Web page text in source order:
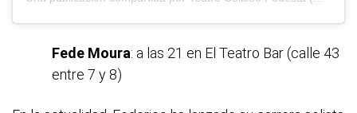
Fede Moura: a las 21 en El Teatro Bar (calle 43
entre 7 y 8)